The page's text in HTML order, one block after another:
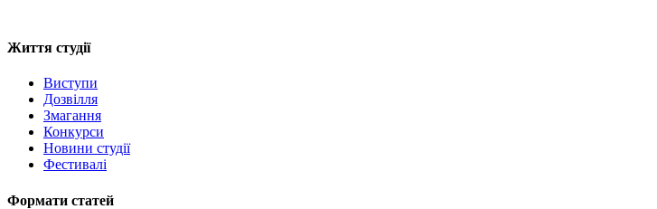
Життя студії
Виступи
Дозвілля
Змагання
Конкурси
Новини студії
Фестивалі
Формати статей